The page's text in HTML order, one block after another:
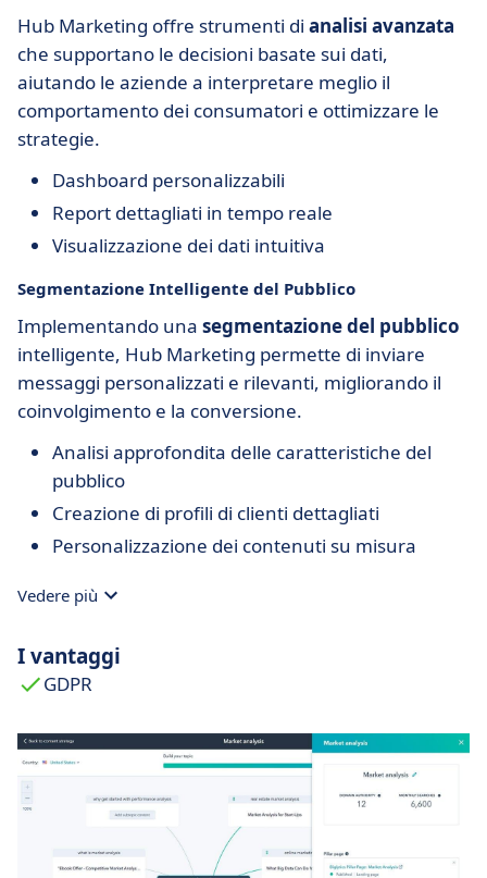
Hub Marketing offre strumenti di analisi avanzata
che supportano le decisioni basate sui dati,
aiutando le aziende a interpretare meglio il
comportamento dei consumatori e ottimizzare le
strategie.
Dashboard personalizzabili
Report dettagliati in tempo reale
Visualizzazione dei dati intuitiva
Segmentazione Intelligente del Pubblico
Implementando una segmentazione del pubblico
intelligente, Hub Marketing permette di inviare
messaggi personalizzati e rilevanti, migliorando il
coinvolgimento e la conversione.
Analisi approfondita delle caratteristiche del
pubblico
Creazione di profili di clienti dettagliati
Personalizzazione dei contenuti su misura
Vedere più
I vantaggi
GDPR